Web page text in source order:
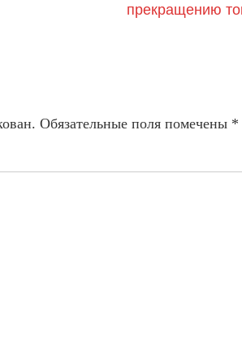
прекращению
Обязательные поля помечены *